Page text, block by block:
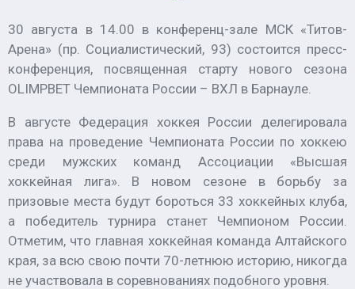
30 августа в 14.00 в конференц-зале МСК «Титов-
Арена» (пр. Социалистический, 93) состоится пресс-
конференция, посвященная старту нового сезона
OLIMPBET Чемпионата России – ВХЛ в Барнауле.
В августе Федерация хоккея России делегировала
права на проведение Чемпионата России по хоккею
среди мужских команд Ассоциации «Высшая
хоккейная лига». В новом сезоне в борьбу за
призовые места будут бороться 33 хоккейных клуба,
а победитель турнира станет Чемпионом России.
Отметим, что главная хоккейная команда Алтайского
края, за всю свою почти 70-летнюю историю, никогда
не участвовала в соревнованиях подобного уровня.